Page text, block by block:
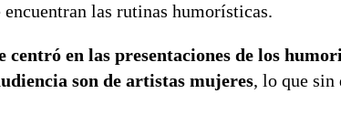
las rutinas humorísticas.
centró en las presentaciones de los
son de artistas mujeres, lo que sin